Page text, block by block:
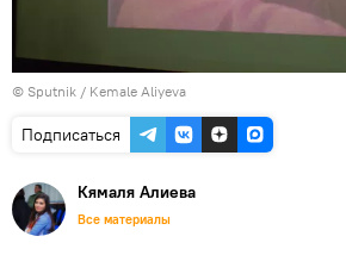
© Sputnik / Kemale Aliyeva
Подписаться
Кямаля Алиева
Все материалы